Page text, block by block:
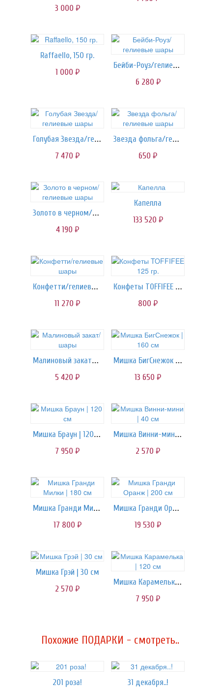
3 000 руб.
Raffaello, 150 гр.
1 000 руб.
Бейби-Роуз/гелиевые шары
6 280 руб.
Голубая Звезда/гелиевые шары
7 470 руб.
Звезда фольга/гелиевые шары
650 руб.
Золото в черном/гелиевые шары
4 190 руб.
Капелла
133 520 руб.
Конфетти/гелиевые шары
11 270 руб.
Конфеты TOFFIFEE 125 гр.
800 руб.
Малиновый закат/шары
5 420 руб.
Мишка БигСнежок | 160 см
13 650 руб.
Мишка Браун | 120 см
7 950 руб.
Мишка Винни-мини | 40 см
2 570 руб.
Мишка Гранди Милки | 180 cм
17 800 руб.
Мишка Гранди Оранж | 200 см
19 530 руб.
Мишка Грэй | 30 см
2 570 руб.
Мишка Карамелька | 120 см
7 950 руб.
Похожие ПОДАРКИ - смотреть..
201 роза!
31 декабря..!